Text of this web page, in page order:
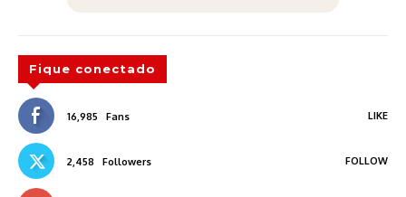
Fique conectado
16,985 Fans LIKE
2,458 Followers FOLLOW